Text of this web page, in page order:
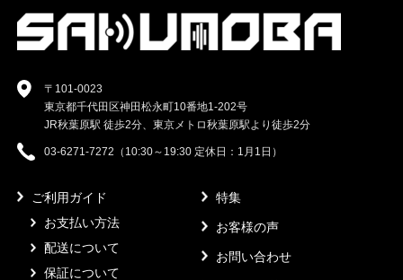
〒101-0023
東京都千代田区神田松永町10番地1-202号
JR秋葉原駅 徒歩2分、東京メトロ秋葉原駅より徒歩2分
03-6271-7272（10:30～19:30 定休日：1月1日）
ご利用ガイド
お支払い方法
配送について
保証について
特集
お客様の声
お問い合わせ